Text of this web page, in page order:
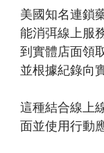
美國知名連鎖
能消弭線上服
到實體店面領
並根據紀錄向
這種結合線上
面並使用行動